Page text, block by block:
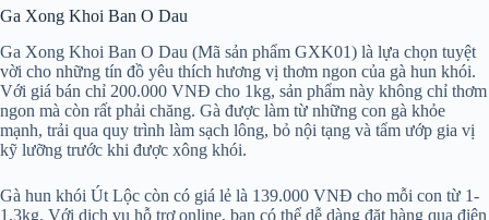
Ga Xong Khoi Ban O Dau
Ga Xong Khoi Ban O Dau (Mã sản phẩm GXK01) là lựa chọn tuyệt
vời cho những tín đồ yêu thích hương vị thơm ngon của gà hun khói.
Với giá bán chỉ 200.000 VNĐ cho 1kg, sản phẩm này không chỉ thơm
ngon mà còn rất phải chăng. Gà được làm từ những con gà khỏe
mạnh, trải qua quy trình làm sạch lông, bỏ nội tạng và tẩm ướp gia vị
kỹ lưỡng trước khi được xông khói.
Gà hun khói Út Lộc còn có giá lẻ là 139.000 VNĐ cho mỗi con từ 1-
1,3kg. Với dịch vụ hỗ trợ online, bạn có thể dễ dàng đặt hàng qua điện